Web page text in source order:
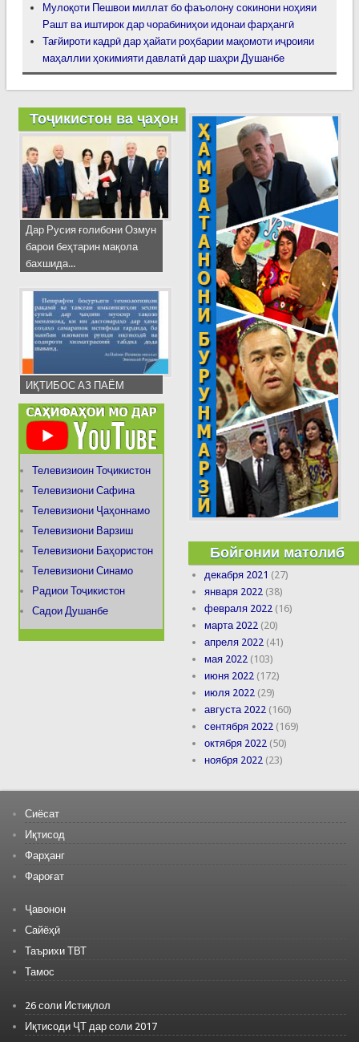
Мулоқоти Пешвои миллат бо фаъолону сокинони ноҳияи
Рашт ва иштирок дар чорабиниҳои идонаи фарҳангӣ
Тағйироти кадрӣ дар ҳайати роҳбарии мақомоти иҷроияи
маҳаллии ҳокимияти давлатӣ дар шаҳри Душанбе
Тоҷикистон ва ҷаҳон
Дар Русия ғолибони Озмун
барои беҳтарин мақола
бахшида...
ИҚТИБОС АЗ ПАЁМ
Телевизиоин Тоҷикистон
Телевизиони Сафина
Телевизиони Ҷаҳоннамо
Телевизиони Варзиш
Телевизиони Баҳористон
Телевизиони Синамо
Радиои Тоҷикистон
Садои Душанбе
Бойгонии матолиб
декабря 2021 (27)
января 2022 (38)
февраля 2022 (16)
марта 2022 (20)
апреля 2022 (41)
мая 2022 (103)
июня 2022 (172)
июля 2022 (29)
августа 2022 (160)
сентября 2022 (169)
октября 2022 (50)
ноября 2022 (23)
Сиёсат
Иқтисод
Фарҳанг
Фароғат
Ҷавонон
Сайёҳӣ
Таърихи ТВТ
Тамос
26 соли Истиқлол
Иқтисоди ҶТ дар соли 2017